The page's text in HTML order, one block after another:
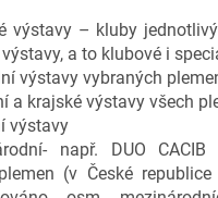
výstavy – kluby
a to klubové i
výstavy vybraných
a krajské výstavy všech
výstavy
např. DUO
(v České